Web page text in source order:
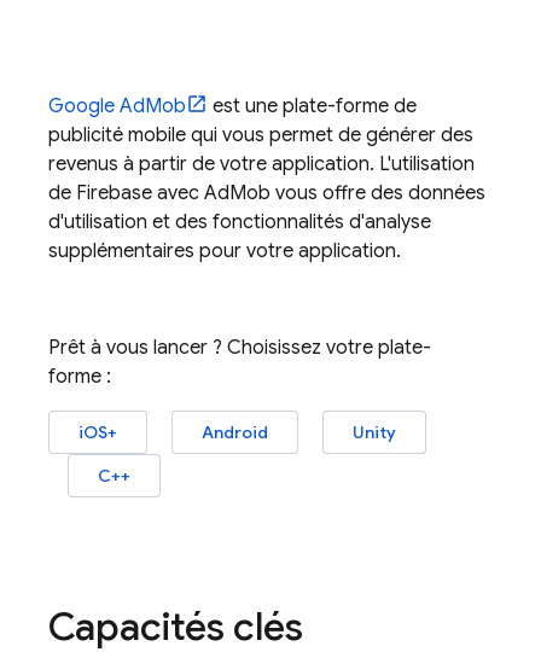
Google AdMob
est une plate-forme de
publicité mobile qui vous permet de générer des
revenus à partir de votre application. L'utilisation
de Firebase avec AdMob vous offre des données
d'utilisation et des fonctionnalités d'analyse
supplémentaires pour votre application.
Prêt à vous lancer ? Choisissez votre plate-
forme :
iOS+ Android
Unity
C++
Capacités clés